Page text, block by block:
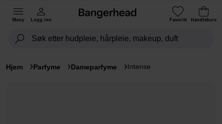
Meny Logg inn Favoritt Handlekurv
Hjem Parfyme Dameparfyme Intense